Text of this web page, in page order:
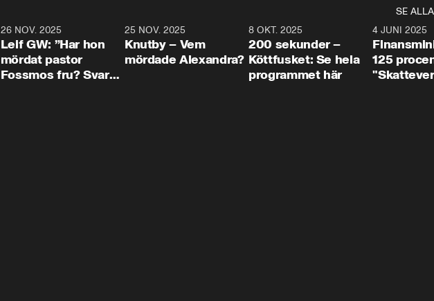
SE ALLA
26 NOV. 2025
Leif GW: ”Har hon
mördat pastor
Fossmos fru? Svar
31:05
25 NOV. 2025
Knutby – Vem
mördade Alexandra?
4:29
8 OKT. 2025
200 sekunder –
Köttfusket: Se hela
programmet här
4 JUNI 2025
125